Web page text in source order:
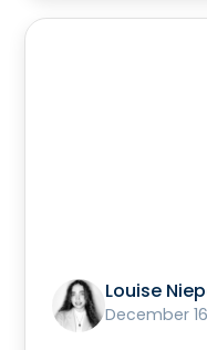
Louise
December